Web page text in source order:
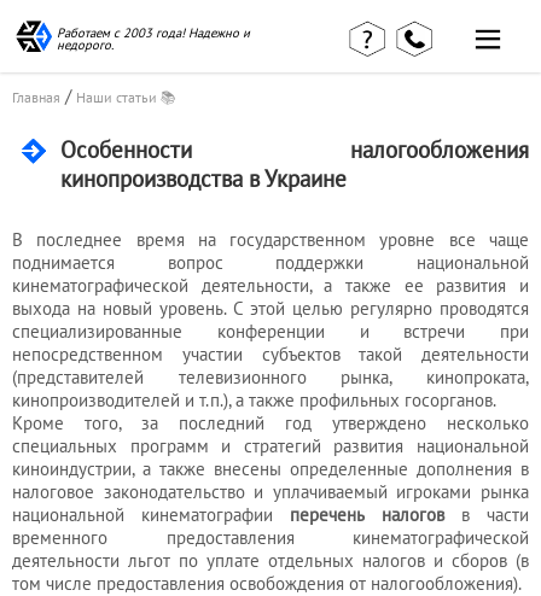
Работаем с 2003 года! Надежно и
недорого.
Главная / Наши статьи 📚
Особенности налогообложения
кинопроизводства в Украине
В последнее время на государственном уровне все чаще
поднимается вопрос поддержки национальной
кинематографической деятельности, а также ее развития и
выхода на новый уровень. С этой целью регулярно проводятся
специализированные конференции и встречи при
непосредственном участии субъектов такой деятельности
(представителей телевизионного рынка, кинопроката,
кинопроизводителей и т.п.), а также профильных госорганов.
Кроме того, за последний год утверждено несколько
специальных программ и стратегий развития национальной
киноиндустрии, а также внесены определенные дополнения в
налоговое законодательство и уплачиваемый игроками рынка
национальной кинематографии перечень налоговв части
временного предоставления кинематографической
деятельности льгот по уплате отдельных налогов и сборов (в
том числе предоставления освобождения от налогообложения).
Главная
Отзывы
клиентов
Контакты
Вакансии
Наши статьи
деталях
Наши
консультации
Калькулятор
Миграционные
услуги
Услуги
бухгалтера